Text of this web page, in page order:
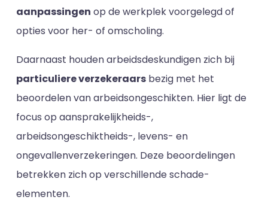
aanpassingen op de werkplek voorgelegd of
opties voor her- of omscholing.
Daarnaast houden arbeidsdeskundigen zich bij
particuliere verzekeraars bezig met het
beoordelen van arbeidsongeschikten. Hier ligt de
focus op aansprakelijkheids-,
arbeidsongeschiktheids-, levens- en
ongevallenverzekeringen. Deze beoordelingen
betrekken zich op verschillende schade-
elementen.